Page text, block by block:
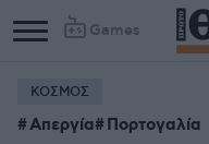
Games
ΚΟΣΜΟΣ
Απεργία Πορτογαλία